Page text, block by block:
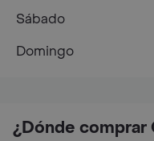
¿Dónde comprar
Sábado
Domingo